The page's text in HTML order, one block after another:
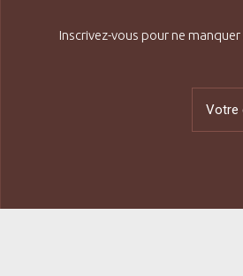
Inscrivez-vous pour ne